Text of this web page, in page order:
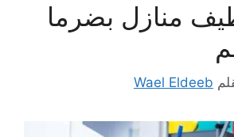
منازل بضرما
Wael Eldeeb